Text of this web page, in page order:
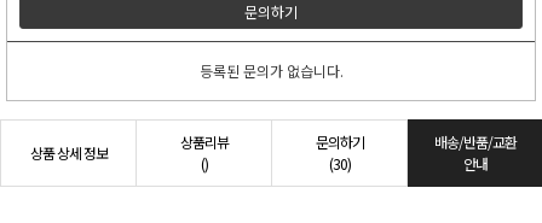
문의하기
등록된 문의가 없습니다.
상품 상세 정보
상품리뷰
()
문의하기
(30)
배송/반품/교환
안내